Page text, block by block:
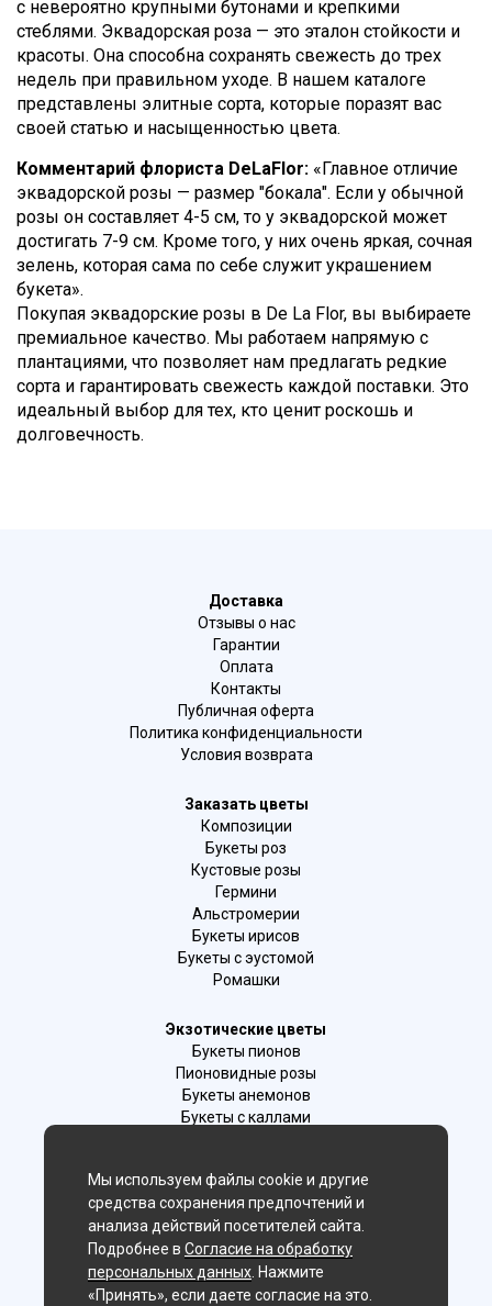
с невероятно крупными бутонами и крепкими
стеблями. Эквадорская роза — это эталон стойкости и
красоты. Она способна сохранять свежесть до трех
недель при правильном уходе. В нашем каталоге
представлены элитные сорта, которые поразят вас
своей статью и насыщенностью цвета.
Комментарий флориста DeLaFlor: «Главное отличие
эквадорской розы — размер "бокала". Если у обычной
розы он составляет 4-5 см, то у эквадорской может
достигать 7-9 см. Кроме того, у них очень яркая, сочная
зелень, которая сама по себе служит украшением
букета».
Покупая эквадорские розы в De La Flor, вы выбираете
премиальное качество. Мы работаем напрямую с
плантациями, что позволяет нам предлагать редкие
сорта и гарантировать свежесть каждой поставки. Это
идеальный выбор для тех, кто ценит роскошь и
долговечность.
Доставка
Отзывы о нас
Гарантии
Оплата
Контакты
Публичная оферта
Политика конфиденциальности
Условия возврата
Заказать цветы
Композиции
Букеты роз
Кустовые розы
Гермини
Альстромерии
Букеты ирисов
Букеты с эустомой
Ромашки
Экзотические цветы
Букеты пионов
Пионовидные розы
Букеты анемонов
Букеты с каллами
Лаванда
Гиацинты
Мы в соц. сетях:
Мы используем файлы cookie и другие
средства сохранения предпочтений и
анализа действий посетителей сайта.
Подробнее в Согласие на обработку
персональных данных . Нажмите
«Принять», если даете согласие на это.